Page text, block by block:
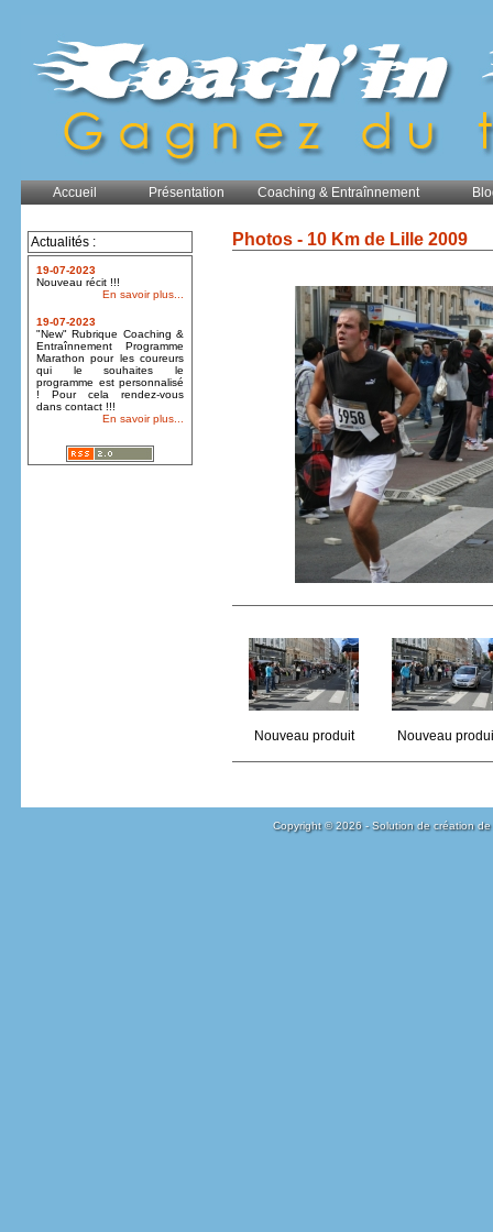
Accueil Présentation Coaching & Entraînnement
Actualités :
19-07-2023
Nouveau récit !!!
En savoir plus...
19-07-2023
"New" Rubrique Coaching &
Entraînnement Programme
Marathon pour les coureurs
qui le souhaites le
programme est personnalisé
! Pour cela rendez-vous
dans contact !!!
En savoir plus...
Photos - 10 Km de Lille 2009
Nouveau produit Nouveau
Copyright © 2026 - Solution de création